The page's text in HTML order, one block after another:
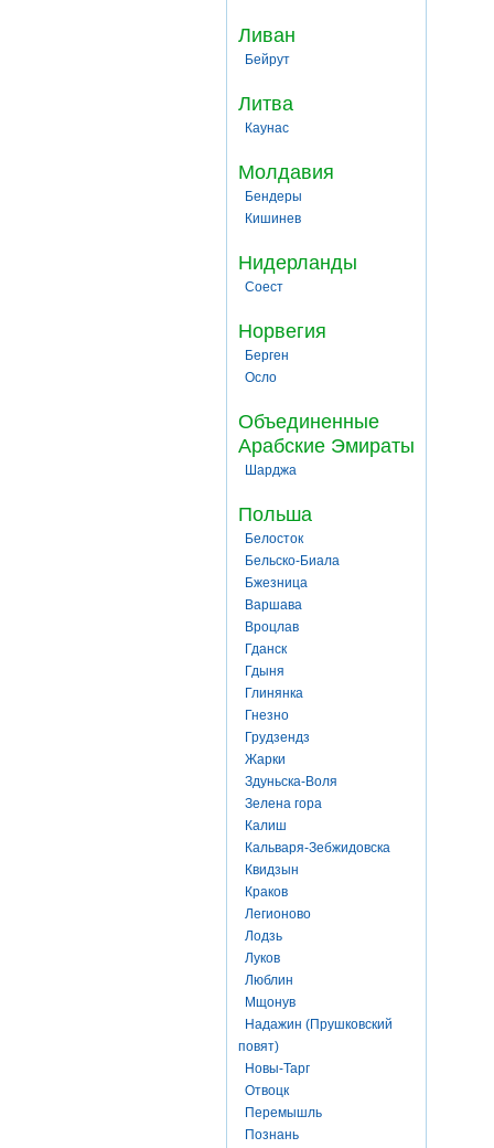
Ливан
Бейрут
Литва
Каунас
Молдавия
Бендеры
Кишинев
Нидерланды
Соест
Норвегия
Берген
Осло
Объединенные
Арабские Эмираты
Шарджа
Польша
Белосток
Бельско-Биала
Бжезница
Варшава
Вроцлав
Гданск
Гдыня
Глинянка
Гнезно
Грудзендз
Жарки
Здуньска-Воля
Зелена гора
Калиш
Кальваря-Зебжидовска
Квидзын
Краков
Легионово
Лодзь
Луков
Люблин
Мщонув
Надажин (Прушковский
повят)
Новы-Тарг
Отвоцк
Перемышль
Познань